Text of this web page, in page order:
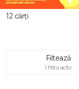
12 cărți
Filtează
1 filtru activ